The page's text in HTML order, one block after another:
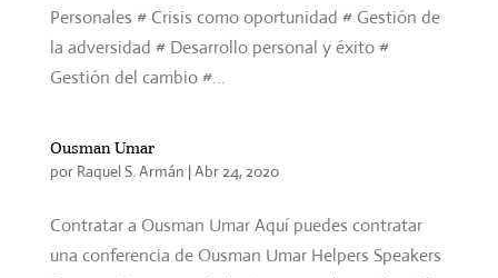
Personales # Crisis como oportunidad # Gestión de
la adversidad # Desarrollo personal y éxito #
Gestión del cambio #...
Ousman Umar
por Raquel S. Armán |Abr 24, 2020
Contratar a Ousman Umar Aquí puedes contratar
una conferencia de Ousman Umar Helpers Speakers